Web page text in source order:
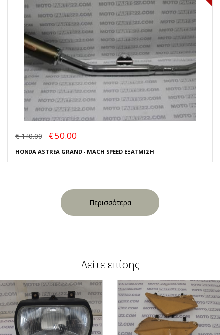
€ 140.00 € 50.00
HONDA ASTREA GRAND - MACH SPEED ΕΞΑΤΜΙΣΗ
Περισσότερα
Δείτε επίσης